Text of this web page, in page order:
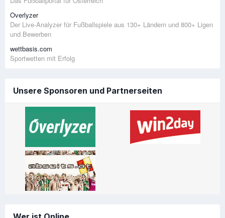
Overlyzer
Der Live-Analyzer für Fußballspiele aus 130+ Ländern und 800+ Ligen
und Bewerben
wettbasis.com
Sportwetten mit Erfolg
Unsere Sponsoren und Partnerseiten